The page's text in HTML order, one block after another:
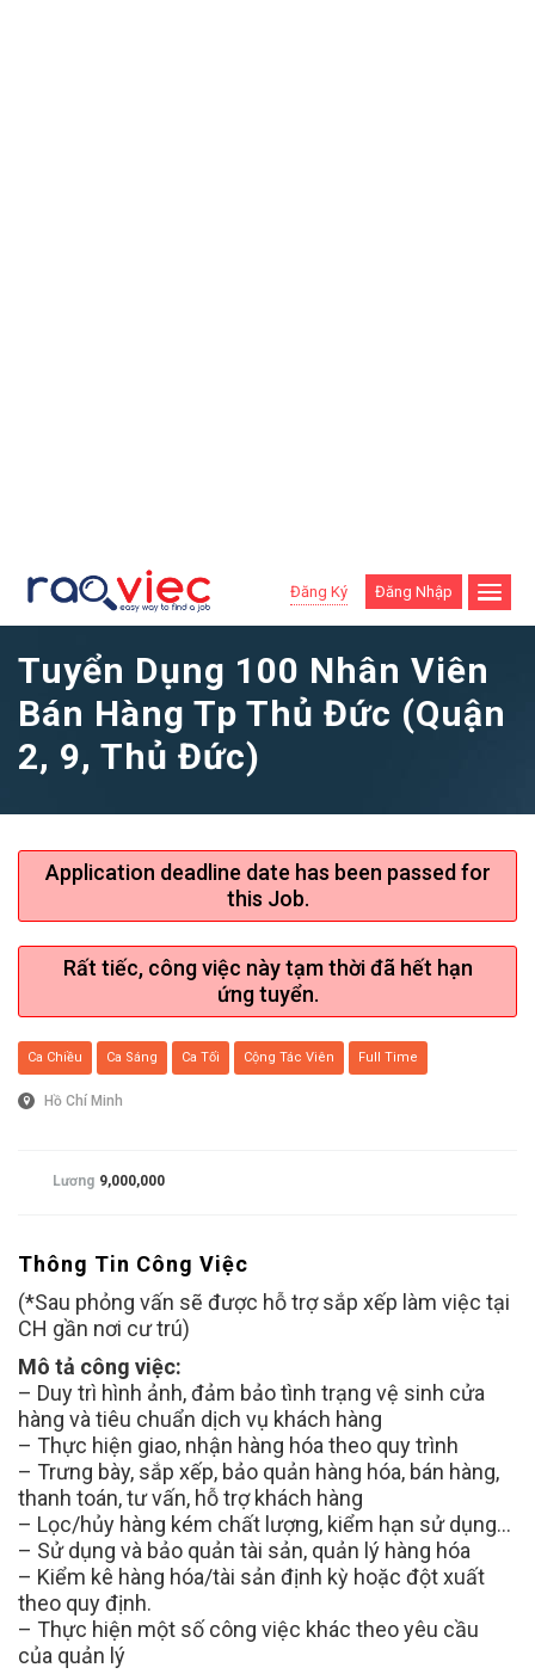
Đăng Ký Đăng Nhập
Tuyển Dụng 100 Nhân Viên
Bán Hàng Tp Thủ Đức (Quận
2, 9, Thủ Đức)
Application deadline date has been passed for
this Job.
Rất tiếc, công việc này tạm thời đã hết hạn
ứng tuyển.
Ca Chiều Ca Sáng Ca Tối Cộng Tác Viên Full Time
Hồ Chí Minh
Lương 9,000,000
Thông Tin Công Việc
(*Sau phỏng vấn sẽ được hỗ trợ sắp xếp làm việc tại
CH gần nơi cư trú)
Mô tả công việc:
– Duy trì hình ảnh, đảm bảo tình trạng vệ sinh cửa
hàng và tiêu chuẩn dịch vụ khách hàng
– Thực hiện giao, nhận hàng hóa theo quy trình
– Trưng bày, sắp xếp, bảo quản hàng hóa, bán hàng,
thanh toán, tư vấn, hỗ trợ khách hàng
– Lọc/hủy hàng kém chất lượng, kiểm hạn sử dụng…
– Sử dụng và bảo quản tài sản, quản lý hàng hóa
– Kiểm kê hàng hóa/tài sản định kỳ hoặc đột xuất
theo quy định.
– Thực hiện một số công việc khác theo yêu cầu
của quản lý